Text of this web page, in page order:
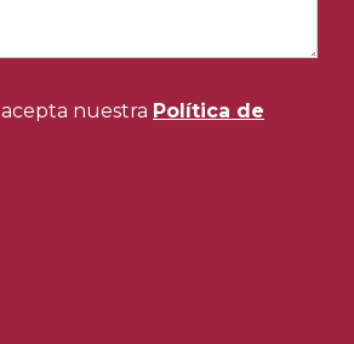
nuestra Política de